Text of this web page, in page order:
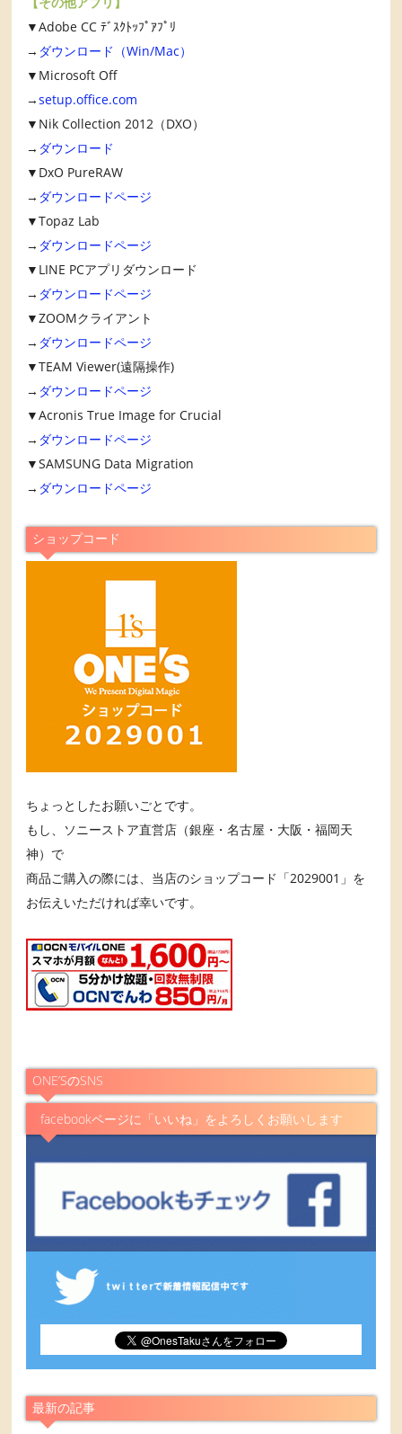
▼Adobe CC ﾃﾞｽｸﾄｯﾌﾟｱﾌﾟﾘ
→ ダウンロード（Win/Mac）
▼Microsoft Off
→setup.office.com
▼Nik Collection 2012（DXO）
→ ダウンロード
▼DxO PureRAW
→ ダウンロードページ
▼Topaz Lab
→ ダウンロードページ
▼LINE PCアプリダウンロード
→ ダウンロードページ
▼ZOOMクライアント
→ ダウンロードページ
▼TEAM Viewer(遠隔操作)
→ ダウンロードページ
▼Acronis True Image for Crucial
→ ダウンロードページ
▼SAMSUNG Data Migration
→ ダウンロードページ
ショップコード
ちょっとしたお願いごとです。
もし、ソニーストア直営店（銀座・名古屋・大阪・福岡天
神）で
商品ご購入の際には、当店のショップコード「2029001」を
お伝えいただければ幸いです。
ONE’SのSNS
facebookページに「いいね」をよろしくお願いします
最新の記事